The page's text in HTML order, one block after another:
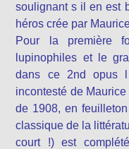
soulignant s il en est
héros crée par
Pour la première
lupinophiles et le
dans ce 2nd opus
incontesté de
de 1908, en
classique de la
court !) est